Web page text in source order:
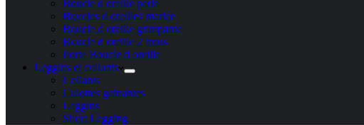
Boucle d oreille perle
Boucles d oreilles mariée
Boucle d oreille grimpante
Boucle d oreille 2 trous
Porte Boucle d oreille
Leggins et collants
Collants
Culottes gainantes
Leggins
Short Legging